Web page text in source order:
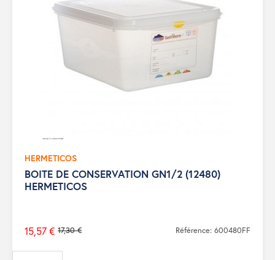
HERMETICOS
BOITE DE CONSERVATION GN1/2 (12480)
HERMETICOS
Prix
de
17,30 €
15,57 € Référence: 600480FF